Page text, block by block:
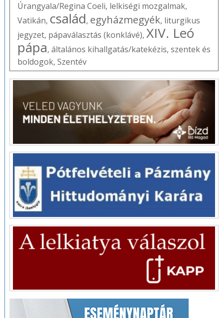
Úrangyala/Regina Coeli, lelkiségi mozgalmak,
Vatikán, család, egyházmegyék, liturgikus
jegyzet, pápaválasztás (konklávé), XIV. Leó
pápa, általános kihallgatás/katekézis, szentek és
boldogok, Szentév